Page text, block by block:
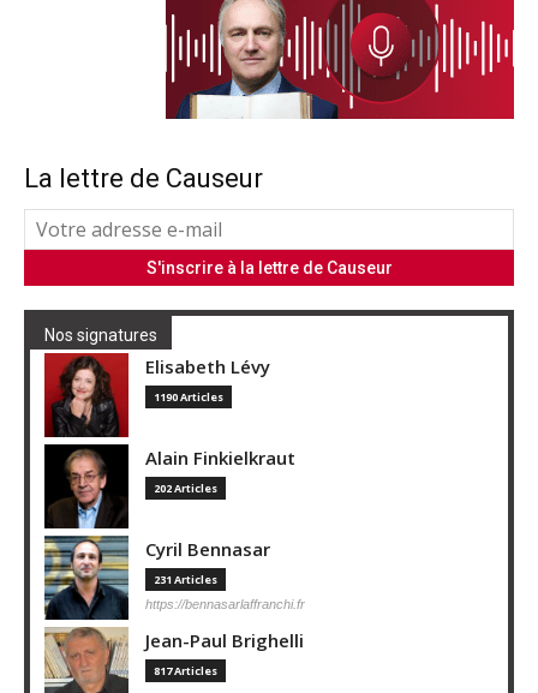
La lettre de Causeur
Nos signatures
Elisabeth Lévy
1190 Articles
Alain Finkielkraut
202 Articles
Cyril Bennasar
231 Articles
https://bennasarlaffranchi.fr
Jean-Paul Brighelli
817 Articles